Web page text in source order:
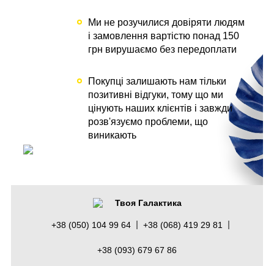
Ми не розучилися довіряти людям
і замовлення вартістю понад 150
грн вирушаємо без передоплати
Покупці залишають нам тільки
позитивні відгуки, тому що ми
цінують наших клієнтів і завжди
розв'язуємо проблеми, що
виникають
Твоя Галактика
+38 (050) 104 99 64 +38 (068) 419 29 81
+38 (093) 679 67 86